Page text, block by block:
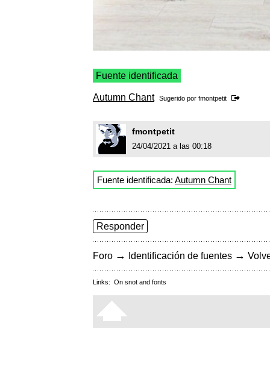
Fuente identificada
Autumn Chant Sugerido por fmontpetit
fmontpetit
24/04/2021 a las 00:18
Fuente identificada: Autumn Chant
Responder
Foro → Identificación de fuentes →
Links: On snot and fonts